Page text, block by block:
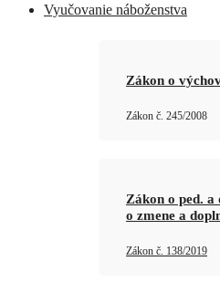
Vyučovanie náboženstva
Zákon o
Zákon č. 245/2008
Zákon o ped. a
o zmene a
Zákon č. 138/2019